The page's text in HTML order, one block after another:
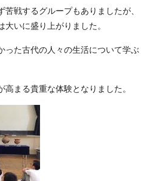
戦するグループもありましたが、
いに盛り上がりました。
った古代の人々の生活について学ぶ
まる貴重な体験となりました。